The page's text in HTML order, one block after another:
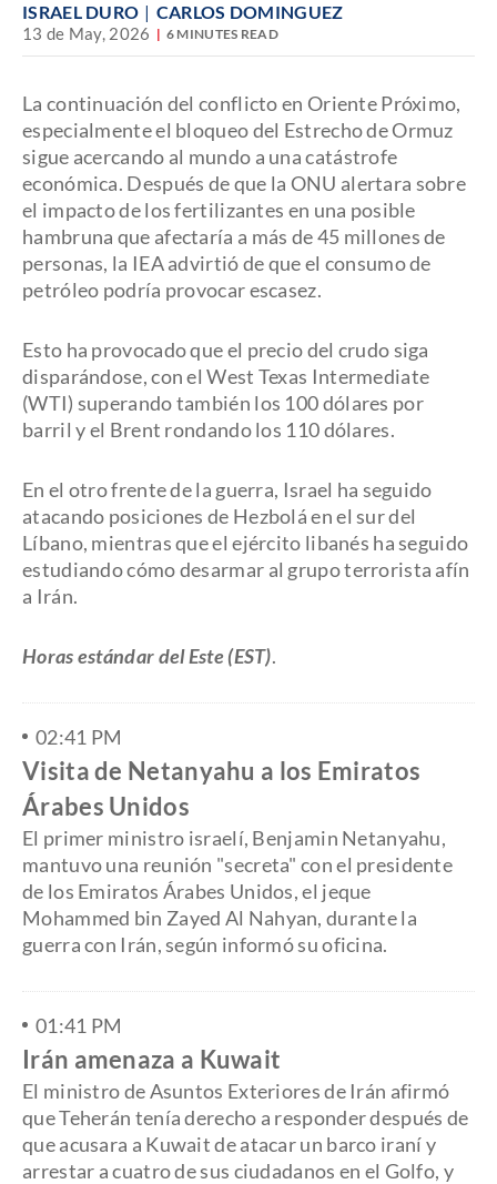
ISRAEL DURO CARLOS DOMINGUEZ
13 de May, 2026 6 MINUTES READ
La continuación del conflicto en Oriente Próximo,
especialmente el bloqueo del Estrecho de Ormuz
sigue acercando al mundo a una catástrofe
económica. Después de que la ONU alertara sobre
el impacto de los fertilizantes en una posible
hambruna que afectaría a más de 45 millones de
personas, la IEA advirtió de que el consumo de
petróleo podría provocar escasez.
Esto ha provocado que el precio del crudo siga
disparándose, con el West Texas Intermediate
(WTI) superando también los 100 dólares por
barril y el Brent rondando los 110 dólares.
En el otro frente de la guerra, Israel ha seguido
atacando posiciones de Hezbolá en el sur del
Líbano, mientras que el ejército libanés ha seguido
estudiando cómo desarmar al grupo terrorista afín
a Irán.
Horas estándar del Este (EST).
02:41 PM
Visita de Netanyahu a los Emiratos
Árabes Unidos
El primer ministro israelí, Benjamin Netanyahu,
mantuvo una reunión "secreta" con el presidente
de los Emiratos Árabes Unidos, el jeque
Mohammed bin Zayed Al Nahyan, durante la
guerra con Irán, según informó su oficina.
01:41 PM
Irán amenaza a Kuwait
El ministro de Asuntos Exteriores de Irán afirmó
que Teherán tenía derecho a responder después de
que acusara a Kuwait de atacar un barco iraní y
arrestar a cuatro de sus ciudadanos en el Golfo, y